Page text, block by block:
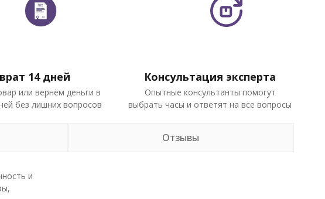
14 дней
или вернём деньги в
без лишних вопросов
Консультация эксперта
Опытные консультанты помогут
выбрать часы и ответят на все вопросы
Отзывы
и